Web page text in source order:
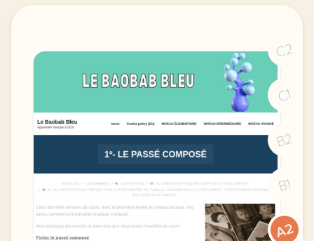
C2
C1
B2
B1
A2